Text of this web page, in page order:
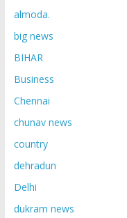
almoda.
big news
BIHAR
Business
Chennai
chunav news
country
dehradun
Delhi
dukram news